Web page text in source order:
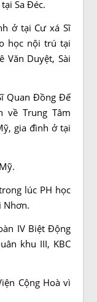
Sa Đéc.
ở tại Cư xá Sĩ
học nội trú tại
Văn Duyệt, Sài
Quan Đồng Đế
về Trung Tâm
gia đình ở tại
lúc PH học
Nhơn.
IV Biệt Động
khu III, KBC
Cộng Hoà vì